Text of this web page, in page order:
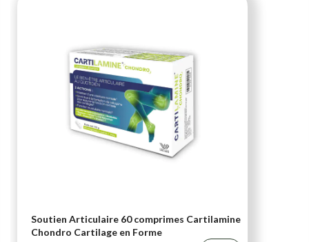
Soutien Articulaire 60 comprimes Cartilamine
Chondro Cartilage en Forme